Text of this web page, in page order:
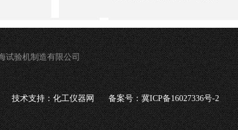
试验机制造有限公司
技术支持：化工仪器网 备案号：冀ICP备16027336号-2